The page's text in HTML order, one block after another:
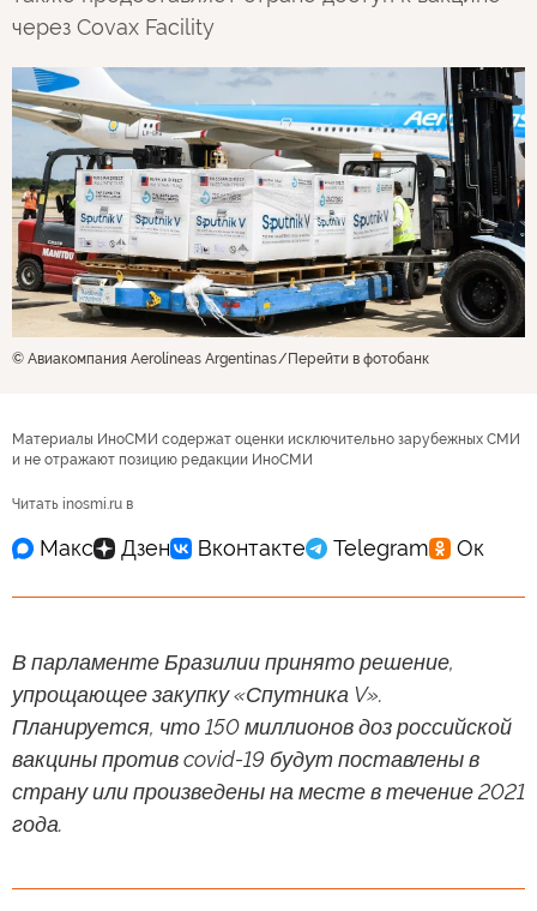
через Covax Facility
© Авиакомпания Aerolíneas Argentinas Перейти в фотобанк
Материалы ИноСМИ содержат оценки исключительно зарубежных СМИ
и не отражают позицию редакции ИноСМИ
Читать inosmi.ru в
В парламенте Бразилии принято решение,
упрощающее закупку «Спутника V».
Планируется, что 150 миллионов доз российской
вакцины против covid-19 будут поставлены в
страну или произведены на месте в течение 2021
года.